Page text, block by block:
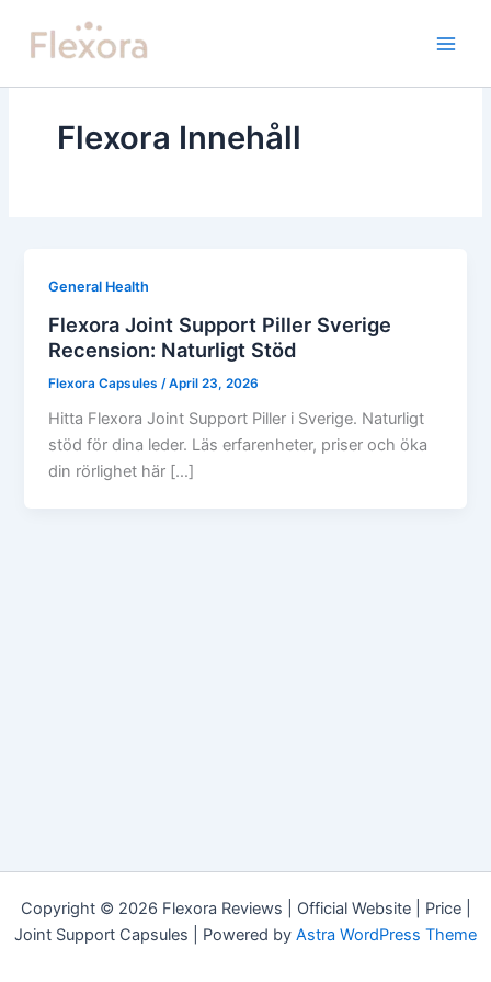
content
Flexora Innehåll
General Health
Flexora Joint Support Piller Sverige
Recension: Naturligt Stöd
Flexora Capsules /April 23, 2026
Hitta Flexora Joint Support Piller i Sverige. Naturligt
stöd för dina leder. Läs erfarenheter, priser och öka
din rörlighet här […]
Copyright © 2026 Flexora Reviews | Official Website | Price |
Joint Support Capsules | Powered by Astra WordPress Theme